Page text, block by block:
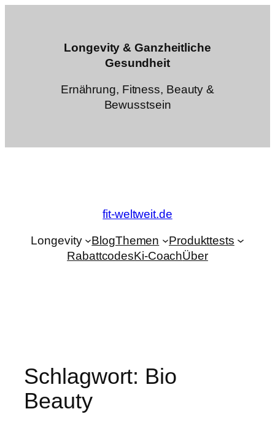
Longevity & Ganzheitliche
Gesundheit
Ernährung, Fitness, Beauty &
Bewusstsein
fit-weltweit.de
Longevity BlogThemen
Produkttests
RabattcodesKi-CoachÜber
Schlagwort: Bio
Beauty